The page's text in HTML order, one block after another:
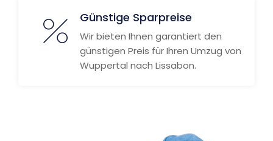
Günstige Sparpreise
Wir bieten Ihnen garantiert den
günstigen Preis für Ihren Umzug von
Wuppertal nach Lissabon.